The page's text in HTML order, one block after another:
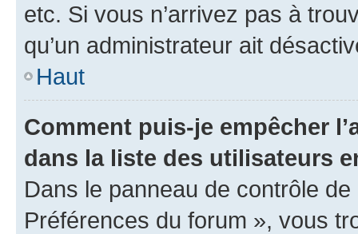
etc. Si vous n’arrivez pas à
qu’un administrateur ait
Haut
Comment puis-je empêcher
dans la liste des utilisateurs
Dans le panneau de contrôle
Préférences du forum », vous